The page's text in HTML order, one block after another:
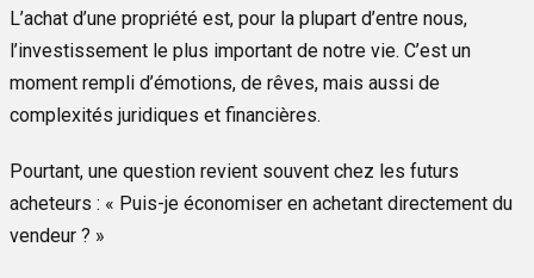
L’achat d’une propriété est, pour la plupart d’entre nous,
l’investissement le plus important de notre vie. C’est un
moment rempli d’émotions, de rêves, mais aussi de
complexités juridiques et financières.
Pourtant, une question revient souvent chez les futurs
acheteurs : « Puis-je économiser en achetant directement du
vendeur ? »